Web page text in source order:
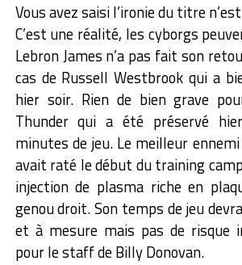
Vous avez saisi l’ironie du titre
C’est une réalité, les cyborgs
Lebron James n’a pas fait son
cas de Russell Westbrook qui a
hier soir. Rien de bien grave
Thunder qui a été préservé
minutes de jeu. Le meilleur
avait raté le début du training
injection de plasma riche en
genou droit.Son temps de jeu
et à mesure mais pas de risque
pour le staff de Billy Donovan.